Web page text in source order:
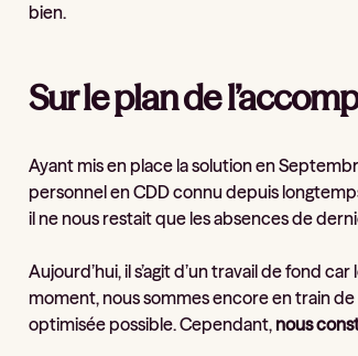
bien.
Sur le plan de
Ayant mis en place la solution en
personnel en CDD connu depuis
il ne nous restait que les absences de
Aujourd’hui, il s’agit d’un travail de fond
moment, nous sommes encore en train
optimisée possible. Cependant, nous